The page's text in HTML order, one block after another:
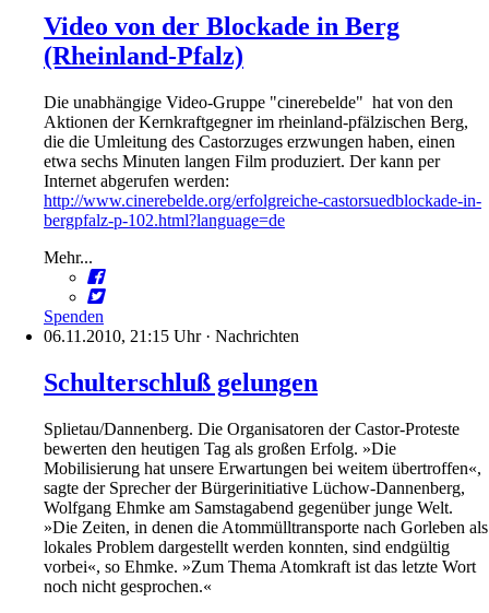
Video von der Blockade in Berg
(Rheinland-Pfalz)
Die unabhängige Video-Gruppe "cinerebelde" hat von den
Aktionen der Kernkraftgegner im rheinland-pfälzischen Berg,
die die Umleitung des Castorzuges erzwungen haben, einen
etwa sechs Minuten langen Film produziert. Der kann per
Internet abgerufen werden:
http://www.cinerebelde.org/erfolgreiche-castorsuedblockade-in-
bergpfalz-p-102.html?language=de
Mehr...
Spenden
06.11.2010, 21:15 Uhr· Nachrichten
Schulterschluß gelungen
Splietau/Dannenberg. Die Organisatoren der Castor-Proteste
bewerten den heutigen Tag als großen Erfolg. »Die
Mobilisierung hat unsere Erwartungen bei weitem übertroffen«,
sagte der Sprecher der Bürgerinitiative Lüchow-Dannenberg,
Wolfgang Ehmke am Samstagabend gegenüber junge Welt.
»Die Zeiten, in denen die Atommülltransporte nach Gorleben als
lokales Problem dargestellt werden konnten, sind endgültig
vorbei«, so Ehmke. »Zum Thema Atomkraft ist das letzte Wort
noch nicht gesprochen.«